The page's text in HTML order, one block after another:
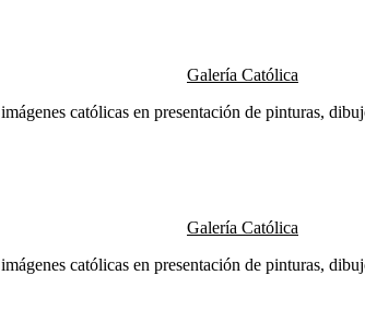
Galería Católica
católicas en presentación de pinturas,
Galería Católica
católicas en presentación de pinturas,